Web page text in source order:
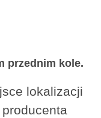
przednim kole.
lokalizacji